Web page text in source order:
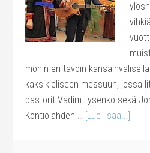
monin eri tavoin
kaksikieliseen messuun, jossa
pastorit Vadim Lysenko sekä
Kontiolahden … [Lue lisää...]